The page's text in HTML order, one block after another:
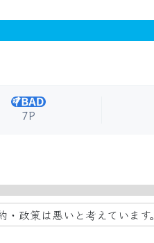
7P
・政策は悪いと考えています。